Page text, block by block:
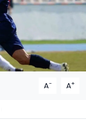
A- A+